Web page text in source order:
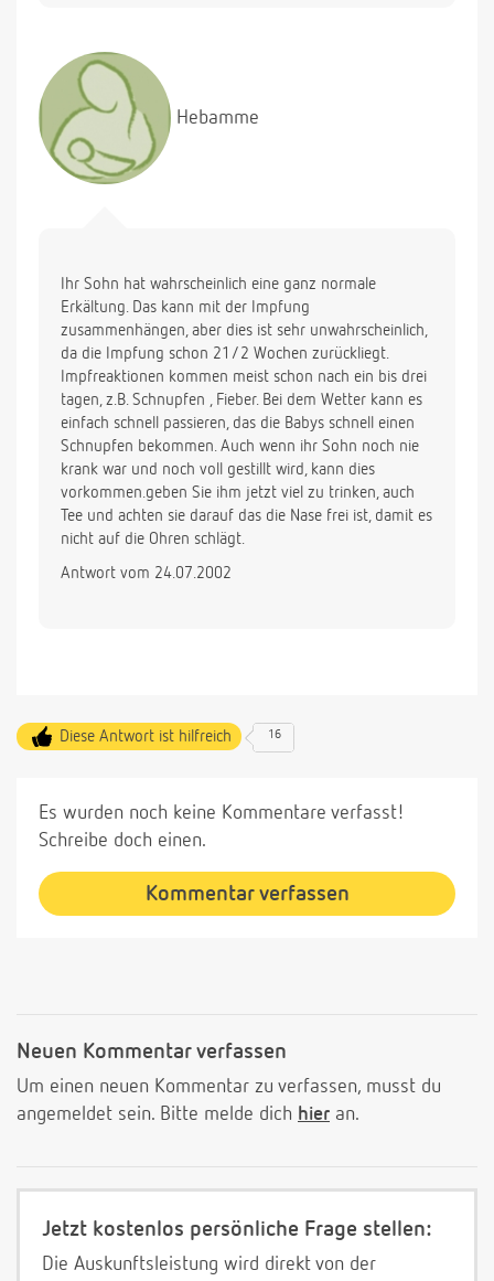
Hebamme
Ihr Sohn hat wahrscheinlich eine ganz normale
Erkältung. Das kann mit der Impfung
zusammenhängen, aber dies ist sehr unwahrscheinlich,
da die Impfung schon 21/2 Wochen zurückliegt.
Impfreaktionen kommen meist schon nach ein bis drei
tagen, z.B. Schnupfen , Fieber. Bei dem Wetter kann es
einfach schnell passieren, das die Babys schnell einen
Schnupfen bekommen. Auch wenn ihr Sohn noch nie
krank war und noch voll gestillt wird, kann dies
vorkommen.geben Sie ihm jetzt viel zu trinken, auch
Tee und achten sie darauf das die Nase frei ist, damit es
nicht auf die Ohren schlägt.
Antwort vom 24.07.2002
Diese Antwort ist hilfreich 16
Es wurden noch keine Kommentare verfasst!
Schreibe doch einen.
Kommentar verfassen
Neuen Kommentar verfassen
Um einen neuen Kommentar zu verfassen, musst du
angemeldet sein. Bitte melde dich hier an.
Jetzt kostenlos persönliche Frage stellen:
Die Auskunftsleistung wird direkt von der